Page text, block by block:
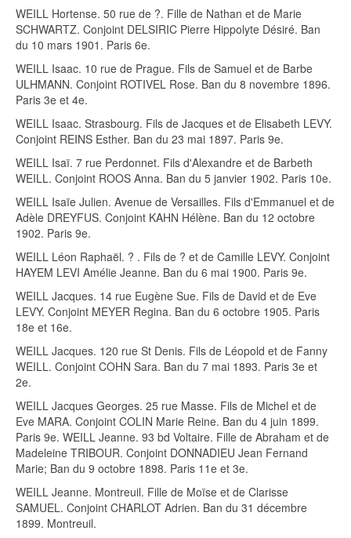
WEILL Hortense. 50 rue de ?. Fille de Nathan et de Marie
SCHWARTZ. Conjoint DELSIRIC Pierre Hippolyte Désiré. Ban
du 10 mars 1901. Paris 6e.
WEILL Isaac. 10 rue de Prague. Fils de Samuel et de Barbe
ULHMANN. Conjoint ROTIVEL Rose. Ban du 8 novembre 1896.
Paris 3e et 4e.
WEILL Isaac. Strasbourg. Fils de Jacques et de Elisabeth LEVY.
Conjoint REINS Esther. Ban du 23 mai 1897. Paris 9e.
WEILL Isaï. 7 rue Perdonnet. Fils d'Alexandre et de Barbeth
WEILL. Conjoint ROOS Anna. Ban du 5 janvier 1902. Paris 10e.
WEILL Isaïe Julien. Avenue de Versailles. Fils d'Emmanuel et de
Adèle DREYFUS. Conjoint KAHN Hélène. Ban du 12 octobre
1902. Paris 9e.
WEILL Léon Raphaël. ? . Fils de ? et de Camille LEVY. Conjoint
HAYEM LEVI Amélie Jeanne. Ban du 6 mai 1900. Paris 9e.
WEILL Jacques. 14 rue Eugène Sue. Fils de David et de Eve
LEVY. Conjoint MEYER Regina. Ban du 6 octobre 1905. Paris
18e et 16e.
WEILL Jacques. 120 rue St Denis. Fils de Léopold et de Fanny
WEILL. Conjoint COHN Sara. Ban du 7 mai 1893. Paris 3e et
2e.
WEILL Jacques Georges. 25 rue Masse. Fils de Michel et de
Eve MARA. Conjoint COLIN Marie Reine. Ban du 4 juin 1899.
Paris 9e. WEILL Jeanne. 93 bd Voltaire. Fille de Abraham et de
Madeleine TRIBOUR. Conjoint DONNADIEU Jean Fernand
Marie; Ban du 9 octobre 1898. Paris 11e et 3e.
WEILL Jeanne. Montreuil. Fille de Moïse et de Clarisse
SAMUEL. Conjoint CHARLOT Adrien. Ban du 31 décembre
1899. Montreuil.